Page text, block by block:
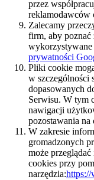
przez
reklamodawców
Zalecamy
firm, aby
wykorzystywane
prywatności
Pliki cookie
w szczególności
dopasowanych
Serwisu. W tym
nawigacji
pozostawania na
W zakresie
gromadzonych
może
cookies przy
narzędzia:https://